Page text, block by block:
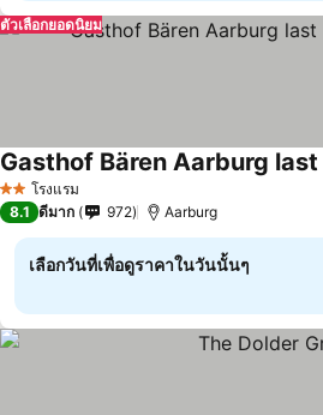
ตัวเลือกยอดนิยม
2 ดาวโรงแรม
Gasthof Bären Aarburg
8.1 ดีมาก 972 Aarburg
เลือกวันที่เพื่อดูราคาในวันนั้นๆ